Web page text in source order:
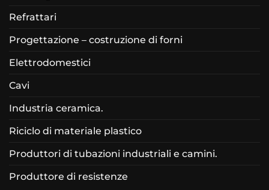
Refrattari
Progettazione – costruzione di forni
Elettrodomestici
Cavi
Industria ceramica.
Riciclo di materiale plastico
Produttori di tubazioni industriali e camini.
Produttore di resistenze